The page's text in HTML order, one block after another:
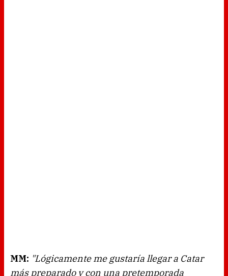
MM: "Lógicamente me gustaría llegar a Catar
más preparado y con una pretemporada